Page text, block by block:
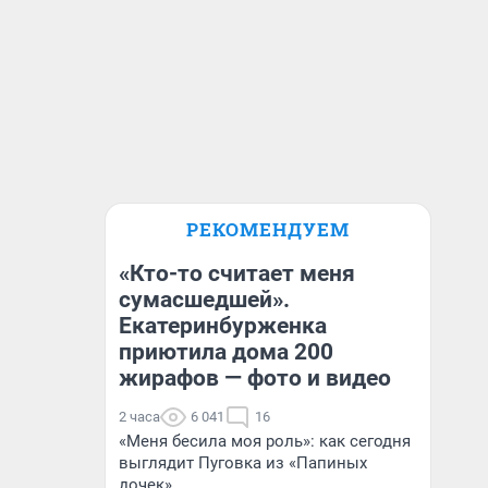
РЕКОМЕНДУЕМ
«Кто-то считает меня
сумасшедшей».
Екатеринбурженка
приютила дома 200
жирафов — фото и видео
2 часа 6 041 16
«Меня бесила моя роль»: как сегодня
выглядит Пуговка из «Папиных